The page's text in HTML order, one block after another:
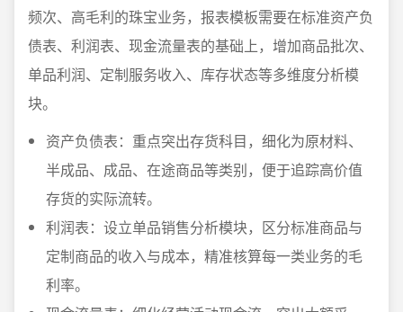
频次、高毛利的珠宝业务，报表模板需要在标准资产负
债表、利润表、现金流量表的基础上，增加商品批次、
单品利润、定制服务收入、库存状态等多维度分析模
块。
资产负债表：重点突出存货科目，细化为原材料、
半成品、成品、在途商品等类别，便于追踪高价值
存货的实际流转。
利润表：设立单品销售分析模块，区分标准商品与
定制商品的收入与成本，精准核算每一类业务的毛
利率。